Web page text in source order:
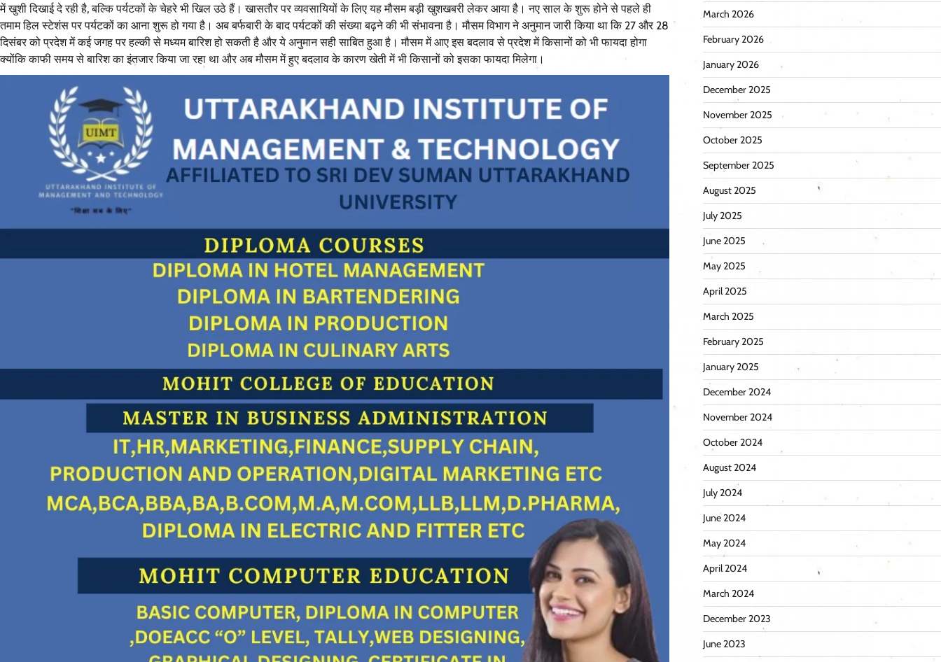
में खुशी दिखाई दे रही है, बल्कि पर्यटकों के चेहरे भी खिल उठे हैं। खासतौर पर व्यवसायियों के लिए यह मौसम बड़ी खुशखबरी लेकर आया है। नए साल के शुरू होने से पहले ही
तमाम हिल स्टेशंस पर पर्यटकों का आना शुरू हो गया है। अब बर्फबारी के बाद पर्यटकों की संख्या बढ़ने की भी संभावना है। मौसम विभाग ने अनुमान जारी किया था कि 27 और 28
दिसंबर को प्रदेश में कई जगह पर हल्की से मध्यम बारिश हो सकती है और ये अनुमान सही साबित हुआ है। मौसम में आए इस बदलाव से प्रदेश में किसानों को भी फायदा होगा
क्योंकि काफी समय से बारिश का इंतजार किया जा रहा था और अब मौसम में हुए बदलाव के कारण खेती में भी किसानों को इसका फायदा मिलेगा।
March 2026
February 2026
January 2026
December 2025
November 2025
October 2025
September 2025
August 2025
July 2025
June 2025
May 2025
April 2025
March 2025
February 2025
January 2025
December 2024
November 2024
October 2024
August 2024
July 2024
June 2024
May 2024
April 2024
March 2024
December 2023
June 2023